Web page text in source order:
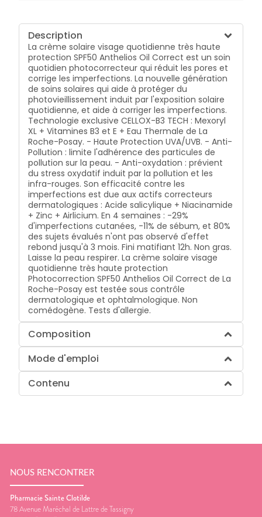
Description
La crème solaire visage quotidienne très haute
protection SPF50 Anthelios Oil Correct est un soin
quotidien photocorrecteur qui réduit les pores et
corrige les imperfections. La nouvelle génération
de soins solaires qui aide à protéger du
photovieillissement induit par l'exposition solaire
quotidienne, et aide à corriger les imperfections.
Technologie exclusive CELLOX-B3 TECH : Mexoryl
XL + Vitamines B3 et E + Eau Thermale de La
Roche-Posay. - Haute Protection UVA/UVB. - Anti-
Pollution : limite l'adhérence des particules de
pollution sur la peau. - Anti-oxydation : prévient
du stress oxydatif induit par la pollution et les
infra-rouges. Son efficacité contre les
imperfections est due aux actifs correcteurs
dermatologiques : Acide salicylique + Niacinamide
+ Zinc + Airlicium. En 4 semaines : -29%
d'imperfections cutanées, -11% de sébum, et 80%
des sujets évalués n'ont pas observé d'effet
rebond jusqu'à 3 mois. Fini matifiant 12h. Non gras.
Laisse la peau respirer. La crème solaire visage
quotidienne très haute protection
Photocorrection SPF50 Anthelios Oil Correct de La
Roche-Posay est testée sous contrôle
dermatologique et ophtalmologique. Non
comédogène. Tests d'allergie.
Composition
Mode d'emploi
Contenu
NOUS RENCONTRER
Pharmacie Sainte Clotilde
78 Avenue Maréchal de Lattre de Tassigny